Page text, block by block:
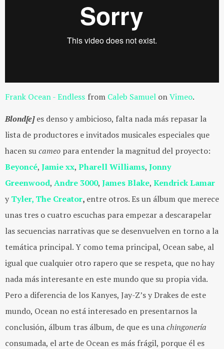
Frank Ocean - Endless from Caleb Samuel onVimeo.
Blond[e] es denso y ambicioso, falta nada más repasar la
lista de productores e invitados musicales especiales que
hacen sucameo para entender la magnitud del proyecto:
Beyoncé, Jamie xx, Pharell Williams, Jonny
Greenwood, Andre 3000, James Blake, Kendrick Lamar
y Tyler, The Creator, entre otros. Es un álbum que merece
unas tres o cuatro escuchas para empezar a descarapelar
las secuencias narrativas que se desenvuelven en torno a la
temática principal. Y como tema principal, Ocean sabe, al
igual que cualquier otro rapero que se respeta, que no hay
nada más interesante en este mundo que su propia vida.
Pero a diferencia de los Kanyes, Jay-Z’s y Drakes de este
mundo, Ocean no está interesado en presentarnos la
conclusión, álbum tras álbum, de que es unachingonería
consumada, el arte de Ocean es más frágil, porque él es